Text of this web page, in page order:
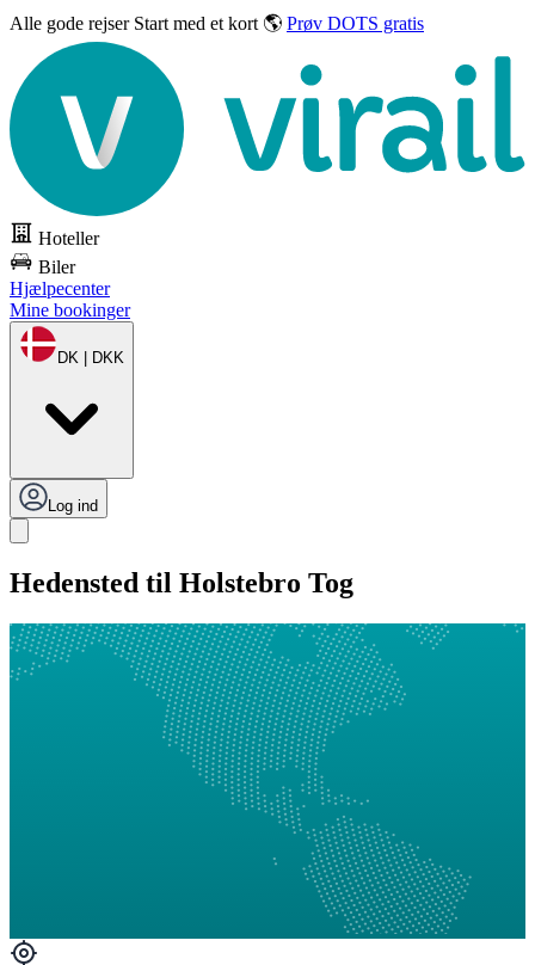
Alle gode rejser Start med et kort 🌎 Prøv DOTS gratis
Hoteller
Biler
Hjælpecenter
Mine bookinger
DK | DKK
Log ind
Hedensted til Holstebro Tog